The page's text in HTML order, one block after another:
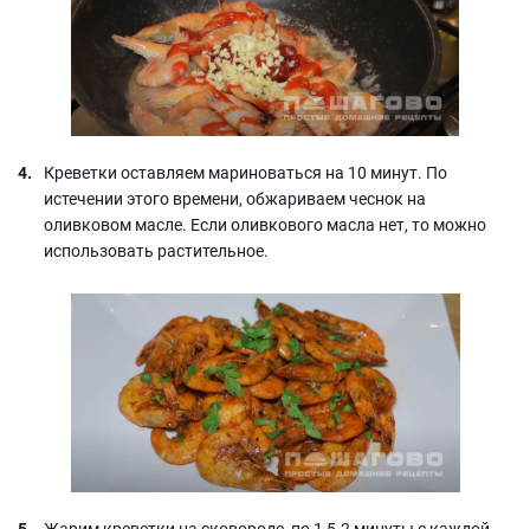
Креветки оставляем мариноваться на 10 минут. По
истечении этого времени, обжариваем чеснок на
оливковом масле. Если оливкового масла нет, то можно
использовать растительное.